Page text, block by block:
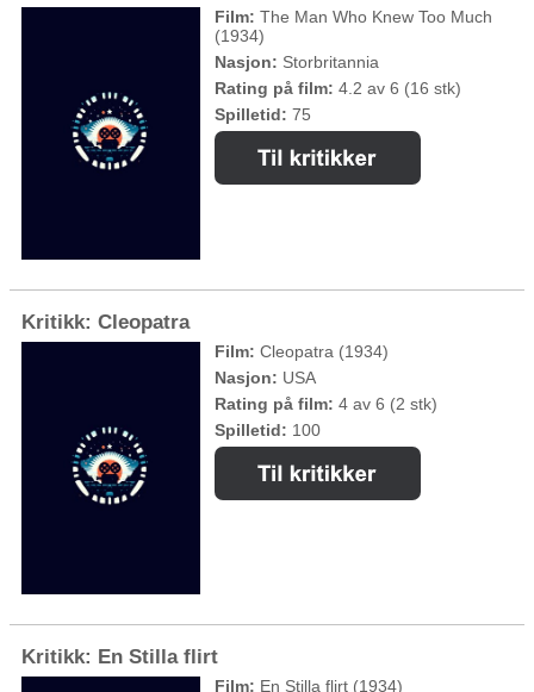
Film: The Man Who Knew Too Much
(1934)
Nasjon: Storbritannia
Rating på film: 4.2 av 6 (16 stk)
Spilletid: 75
Kritikk: Cleopatra
Film: Cleopatra (1934)
Nasjon: USA
Rating på film: 4 av 6 (2 stk)
Spilletid: 100
Kritikk: En Stilla flirt
Film: En Stilla flirt (1934)